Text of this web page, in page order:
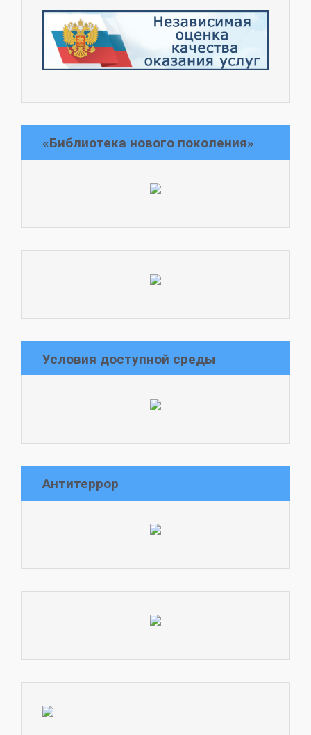
«Библиотека нового поколения»
Условия доступной среды
Антитеррор